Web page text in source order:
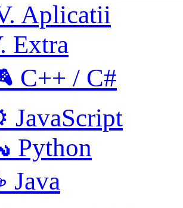
Aplicatii
C++ / C#
Python